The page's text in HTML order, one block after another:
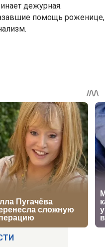
дежурная.
помощь роженице,